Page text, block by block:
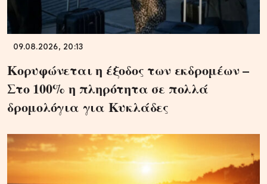
09.08.2026, 20:13
Κορυφώνεται η έξοδος των εκδρομέων –
Στο 100% η πληρότητα σε πολλά
δρομολόγια για Κυκλάδες